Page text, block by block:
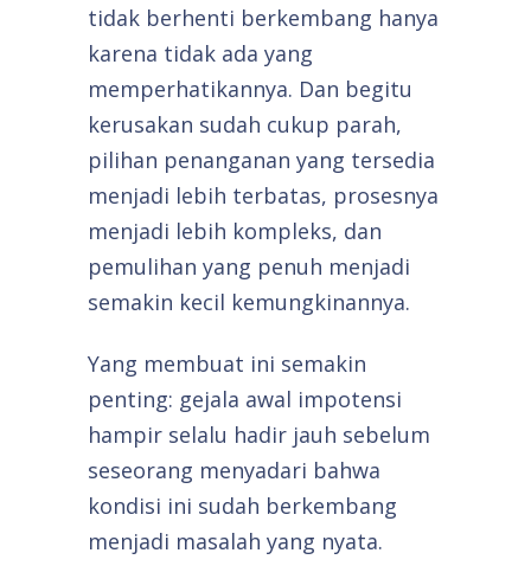
tidak berhenti berkembang hanya
karena tidak ada yang
memperhatikannya. Dan begitu
kerusakan sudah cukup parah,
pilihan penanganan yang tersedia
menjadi lebih terbatas, prosesnya
menjadi lebih kompleks, dan
pemulihan yang penuh menjadi
semakin kecil kemungkinannya.
Yang membuat ini semakin
penting: gejala awal impotensi
hampir selalu hadir jauh sebelum
seseorang menyadari bahwa
kondisi ini sudah berkembang
menjadi masalah yang nyata.